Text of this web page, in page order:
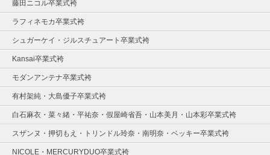
藤田ニコル卒業式袴
ラフィネモカ卒業式袴
シュガーケイ・ジルスチュアート卒業式袴
Kansai卒業式袴
モダンアンテナ卒業式袴
有村架純・大島優子卒業式袴
白石麻衣・菜々緒・平祐奈・假屋崎省吾・山本美月・山本彩卒業式袴
スザンヌ・押切もえ・トリンドル玲奈・南明奈・ベッキー卒業式袴
NICOLE・MERCURYDUO卒業式袴